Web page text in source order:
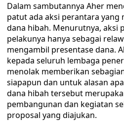
Dalam sambutannya Aher
patut ada aksi perantara yang
dana hibah. Menurutnya, aksi
pelakunya hanya sebagai
mengambil presentase dana.
kepada seluruh lembaga
menolak memberikan
siapapun dan untuk alasan
dana hibah tersebut
pembangunan dan kegiatan
proposal yang diajukan.